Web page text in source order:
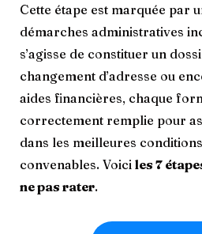
Cette étape est marquée par
démarches administratives
s’agisse de constituer un
changement d’adresse ou
aides financières, chaque
correctement remplie pour
dans les meilleures
convenables. Voici les 7
ne pas rater.